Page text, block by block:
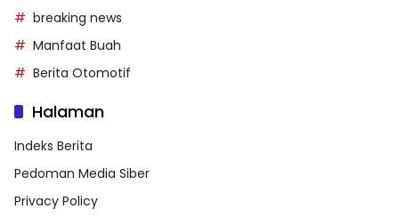
breaking news
Manfaat Buah
Berita Otomotif
Halaman
Indeks Berita
Pedoman Media Siber
Privacy Policy